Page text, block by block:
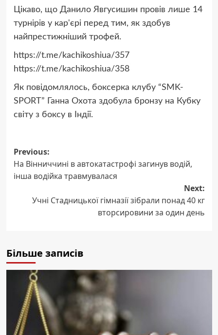
Цікаво, що Данило Явгусишин провів лише 14
турнірів у кар'єрі перед тим, як здобув
найпрестижніший трофей.
https://t.me/kachikoshiua/357
https://t.me/kachikoshiua/358
Як повідомлялось, боксерка клубу “SMK-
SPORT” Ганна Охота здобула бронзу на Кубку
світу з боксу в Індії.
Post
navigation
Previous:
На Вінниччині в автокатастрофі загинув водій,
інша водійка травмувалася
Next:
Учні Стадницької гімназії зібрали понад 40 кг
вторсировини за один день
Більше записів